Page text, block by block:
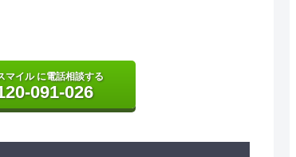
マイル に電話相談する
091-026